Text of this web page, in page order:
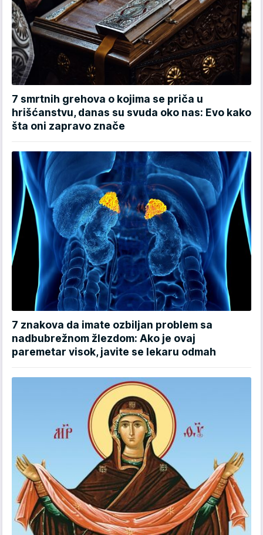
7 smrtnih grehova o kojima se priča u
hrišćanstvu, danas su svuda oko nas: Evo kako
šta oni zapravo znače
7 znakova da imate ozbiljan problem sa
nadbubrežnom žlezdom: Ako je ovaj
paremetar visok, javite se lekaru odmah